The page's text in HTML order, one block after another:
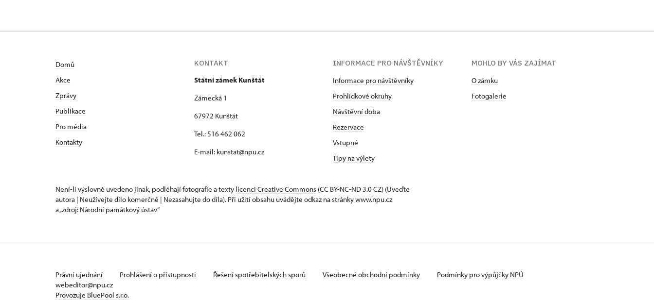
Domů
Akce
Zprávy
Publikace
Pro média
Kontakty
KONTAKT
Státní zámek Kunštát
Zámecká 1
67972 Kunštát
Tel.: 516 462 062
E-mail: kunstat@npu.cz
INFORMACE PRO NÁVŠTĚVNÍKY
Informace pro návštěvníky
Prohlídkové okruhy
Návštěvní doba
Rezervace
Vstupné
Tipy na výlety
MOHLO BY VÁS ZAJÍMAT
O zámku
Fotogalerie
Není-li výslovně uvedeno jinak, podléhají fotografie a texty licenci Creative Commons (CC BY-NC-ND 3.0 CZ) (Uveďte
autora | Neužívejte dílo komerčně | Nezasahujte do díla). Při užití obsahu uvádějte odkaz na stránky www.npu.cz
a „zdroj: Národní památkový ústav“
Právní ujednání Prohlášení o přístupnosti Řešení spotřebitelských sporů Všeobecné obchodní podmínky
Podmínky pro výpůjčky NPÚ
webeditor@npu.cz
Provozuje BluePool s.r.o.